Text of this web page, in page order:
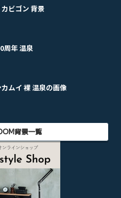
ビゴン 背景
周年 温泉
ムイ 裸 温泉の画像
背景一覧